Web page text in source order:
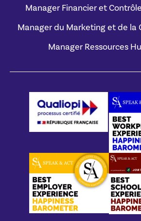
Manager Financier et
Manager du Marketing et de la
Manager Ressources